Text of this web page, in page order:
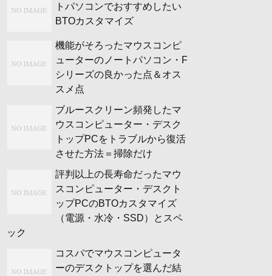
トパソコンでおすすめしたい
BTOカスタマイズ
機能がそろったマウスコンピ
ューターのノートパソコン・F
シリーズの良かった点＆オス
スメ点
ブルースクリーン頻発したマ
ウスコンピューター・デスク
トップPCをトラブルから復活
させた方法＝掃除だけ
評判以上の長寿命だったマウ
スコンピューター・デスクト
ップPCのBTOカスタマイズ
（電源・水冷・SSD）とスペ
ック
コスパでマウスコンピュータ
ーのデスクトップを選んだ結